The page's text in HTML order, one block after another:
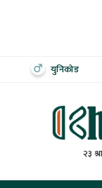
युनिकोड
२३